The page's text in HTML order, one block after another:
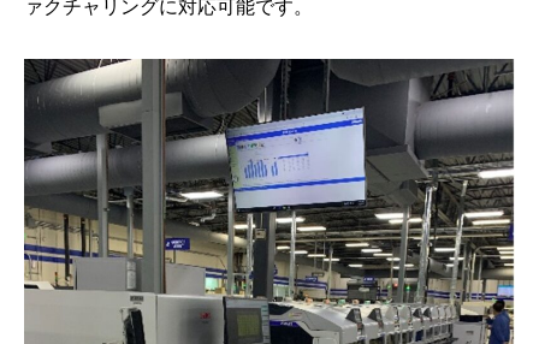
ァクチャリングに対応可能です。